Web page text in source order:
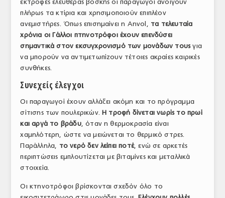
ΣΥΝΕΔΡΙΟ ΚΡΕΑΤΟΣ
εκτροφές ελευθέρας βοσκής οι παραγωγοί ανοίγουν
πλήρως τα κτίρια και χρησιμοποιούν επιπλέον
ανεμιστήρες. Όπως επισημαίνει η Anvol, τα τελευταία
χρόνια οι Γάλλοι πτηνοτρόφοι έχουν επενδύσει
σημαντικά στον εκσυγχρονισμό των μονάδων τουςγια
να μπορούν να αντιμετωπίζουν τέτοιες ακραίες καιρικές
συνθήκες.
Συνεχείς έλεγχοι
Οι παραγωγοί έχουν αλλάξει ακόμη και το πρόγραμμα
σίτισης των πουλερικών. Η τροφή δίνεται νωρίς το πρωί
και αργά το βράδυ, όταν η θερμοκρασία είναι
χαμηλότερη, ώστε να μειώνεται το θερμικό στρες.
Παράλληλα, το νερό δεν λείπει ποτέ, ενώ σε αρκετές
περιπτώσεις εμπλουτίζεται με βιταμίνες και μεταλλικά
στοιχεία.
Οι κτηνοτρόφοι βρίσκονται σχεδόν όλο το